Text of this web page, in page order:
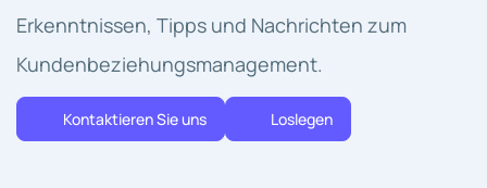
Erkenntnissen, Tipps und Nachrichten zum
Kundenbeziehungsmanagement.
Kontaktieren Sie uns Loslegen